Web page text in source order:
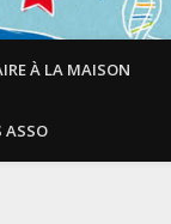
À LA MAISON
ASSO